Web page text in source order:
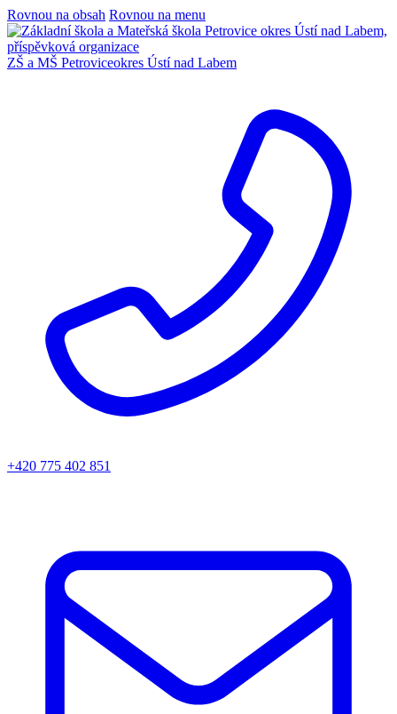
Rovnou na obsah Rovnou na menu
ZŠ a MŠ Petroviceokres Ústí nad Labem
+420 775 402 851